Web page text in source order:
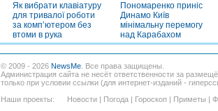
Як вибрати клавіатуру
для тривалої роботи
за комп’ютером без
втоми в рука
Пономаренко приніс
Динамо Київ
мінімальну перемогу
над Карабахом
© 2009 - 2026 NewsMe . Все права защищены.
Администрация сайта не несёт ответственности за
только при условии ссылки (для интернет-изданий -
Наши проекты:
Новости | Погода | Гороскоп | Приметы |